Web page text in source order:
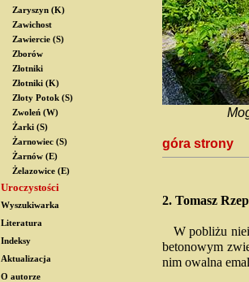
Zaryszyn (K)
Zawichost
Zawiercie (S)
Zborów
Złotniki
Złotniki (K)
Złoty Potok (S)
Zwoleń (W)
Żarki (S)
Żarnowiec (S)
Żarnów (E)
Żelazowice (E)
Uroczystości
Wyszukiwarka
Literatura
Indeksy
Aktualizacja
O autorze
góra strony
2. Tomasz
W pobliżu
betonowym
nim owalna